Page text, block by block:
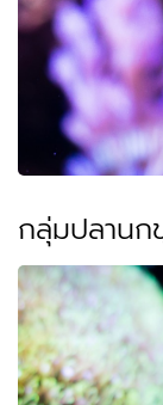
กลุ่มปลานก